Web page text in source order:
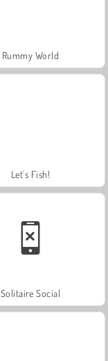
Rummy World
Let's Fish!
Solitaire Social